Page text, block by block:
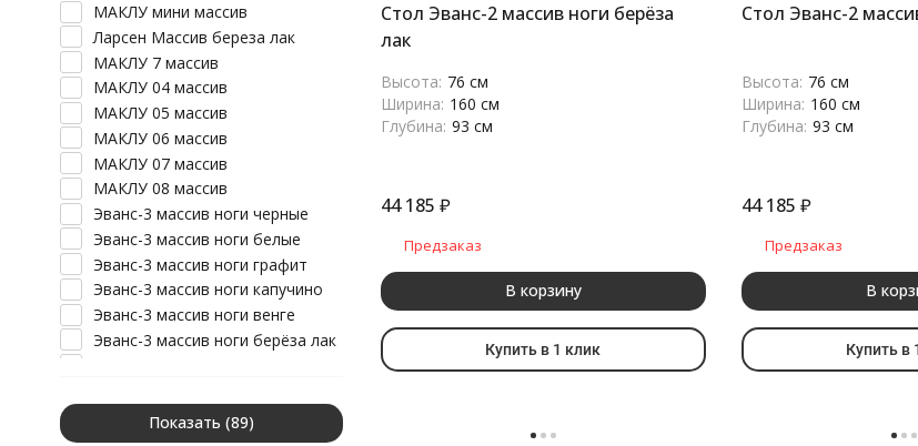
Стол Эванс-2 массив ноги берёза
лак
Высота: 76 см
Ширина: 160 см
Глубина: 93 см
44 185 ₽
Предзаказ
В корзину
Купить в 1 клик
Стол Эванс-2
Высота: 76 см
Ширина: 160 см
Глубина: 93 см
44 185 ₽
Предзаказ
В
Купить в
МАКЛУ мини массив
Ларсен Массив береза лак
МАКЛУ 7 массив
МАКЛУ 04 массив
МАКЛУ 05 массив
МАКЛУ 06 массив
МАКЛУ 07 массив
МАКЛУ 08 массив
Эванс-3 массив ноги черные
Эванс-3 массив ноги белые
Эванс-3 массив ноги графит
Эванс-3 массив ноги капучино
Эванс-3 массив ноги венге
Эванс-3 массив ноги берёза лак
Эванс-2 массив ноги черные
Эванс-2 массив ноги графит
Показать